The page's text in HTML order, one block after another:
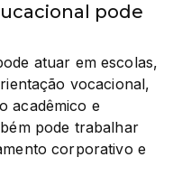
pode
atuar em escolas,
vocacional,
acadêmico e
pode trabalhar
corporativo e